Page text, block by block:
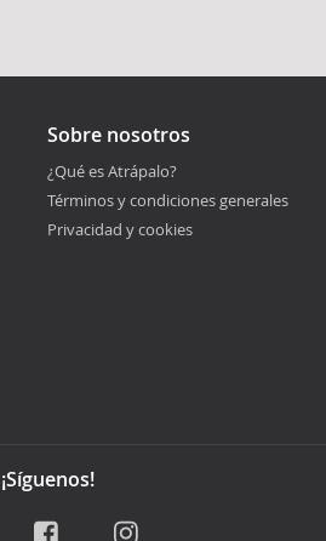
Sobre nosotros
¿Qué es Atrápalo?
Términos y condiciones generales
Privacidad y cookies
¡Síguenos!